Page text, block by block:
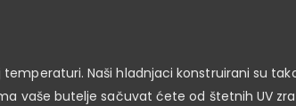
Naši hladnjaci konstruirani su
vaše butelje sačuvat ćete od štetnih UV